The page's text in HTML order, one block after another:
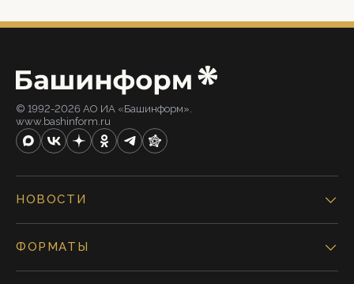
© 1992-2026 АО ИА «Башинформ».
www.bashinform.ru
НОВОСТИ
ФОРМАТЫ